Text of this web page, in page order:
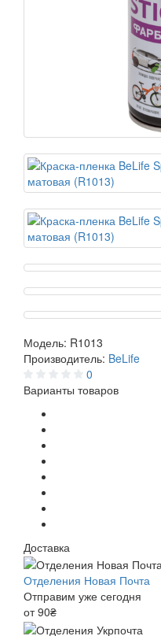
Модель: R1013
Производитель: BeLife
0
Варианты товаров
Доставка
Отделения Новая Почта
Отправим уже сегодня
от 90₴